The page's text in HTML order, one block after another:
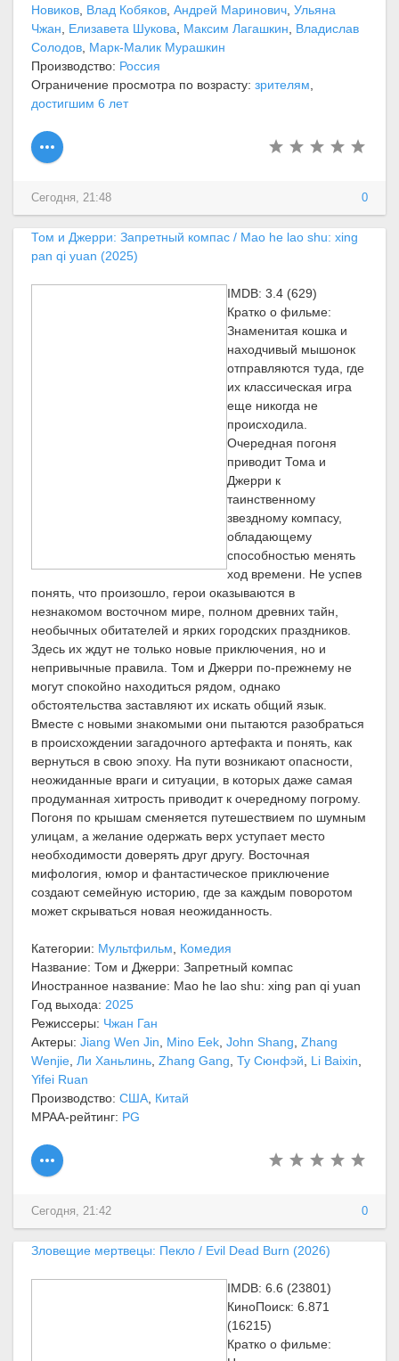
Новиков Влад Кобяков Андрей Маринович Ульяна
Чжан
Елизавета Шукова Максим Лагашкин
Владислав
Солодов Марк-Малик Мурашкин
Производство: Россия
Ограничение просмотра по возрасту: зрителям
достигшим 6 лет
0
Сегодня, 21:48
Том и Джерри: Запретный компас / Mao he lao shu: xing
pan qi yuan (2025)
IMDB: 3.4 (629)
Кратко о фильме:
Знаменитая кошка и
находчивый мышонок
отправляются туда, где
их классическая игра
еще никогда не
происходила.
Очередная погоня
приводит Тома и
Джерри к
таинственному
звездному компасу,
обладающему
способностью менять
ход времени. Не успев
понять, что произошло, герои оказываются в
незнакомом восточном мире, полном древних тайн,
необычных обитателей и ярких городских праздников.
Здесь их ждут не только новые приключения, но и
непривычные правила. Том и Джерри по-прежнему не
могут спокойно находиться рядом, однако
обстоятельства заставляют их искать общий язык.
Вместе с новыми знакомыми они пытаются разобраться
в происхождении загадочного артефакта и понять, как
вернуться в свою эпоху. На пути возникают опасности,
неожиданные враги и ситуации, в которых даже самая
продуманная хитрость приводит к очередному погрому.
Погоня по крышам сменяется путешествием по шумным
улицам, а желание одержать верх уступает место
необходимости доверять друг другу. Восточная
мифология, юмор и фантастическое приключение
создают семейную историю, где за каждым поворотом
может скрываться новая неожиданность.
Категории: Мультфильм
Комедия
Название: Том и Джерри: Запретный компас
Иностранное название: Mao he lao shu: xing pan qi yuan
Год выхода: 2025
Режиссеры: Чжан Ган
Актеры: Jiang Wen Jin Mino Eek John Shang Zhang
Wenjie Ли Ханьлинь Zhang Gang Ту Сюнфэй Li Baixin
Yifei Ruan
Производство: США Китай
MPAA-рейтинг: PG
0
Сегодня, 21:42
Зловещие мертвецы: Пекло / Evil Dead Burn (2026)
IMDB: 6.6 (23801)
КиноПоиск: 6.871
(16215)
Кратко о фильме: